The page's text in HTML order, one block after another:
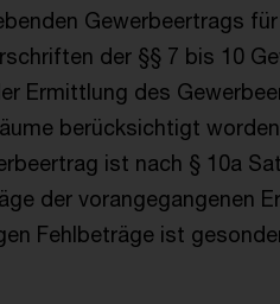
Gewerbeertrags
der §§ 7 bis 10
Ermittlung des
berücksichtigt
ist nach § 10a
der vorangegangenen
Fehlbeträge ist